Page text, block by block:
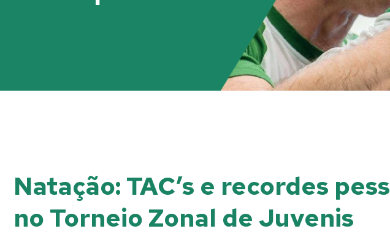
Natação: TAC’s e recordes
no Torneio Zonal de Juvenis